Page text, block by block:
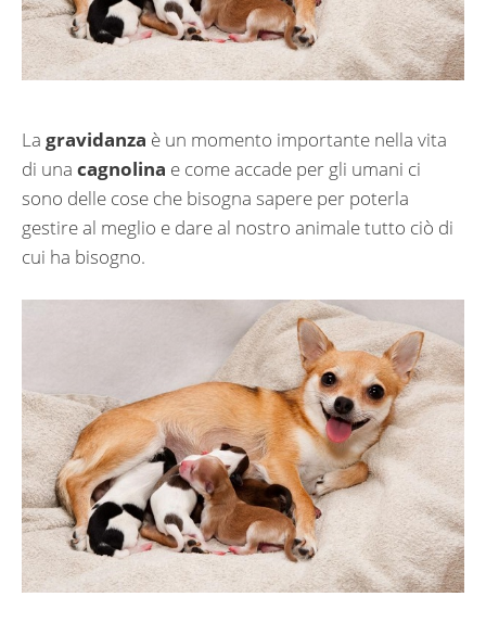
La gravidanza è un momento importante nella vita
di una cagnolina e come accade per gli umani ci
sono delle cose che bisogna sapere per poterla
gestire al meglio e dare al nostro animale tutto ciò di
cui ha bisogno.